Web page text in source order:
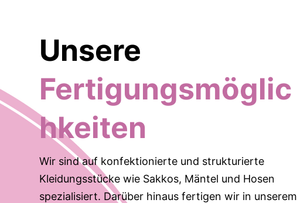
Unsere
Fertigungsmöglic
hkeiten
Wir sind auf konfektionierte und strukturierte
Kleidungsstücke wie Sakkos, Mäntel und Hosen
spezialisiert. Darüber hinaus fertigen wir in unserem